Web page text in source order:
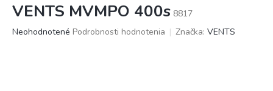
VENTS MVMPO 400s 8817
Priemerné
Neohodnotené Podrobnosti hodnotenia Značka: VENTS